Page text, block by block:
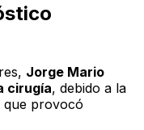
Jorge Mario
cirugía, debido a la
que provocó